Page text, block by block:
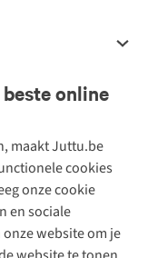
online
maakt Juttu.be
cookies
onze cookie
en sociale
website om je